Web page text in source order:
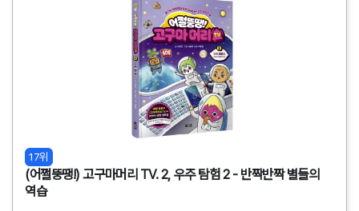
17위
(어쩔뚱땡!) 고구마머리 TV. 2, 우주 탐험 2 - 반짝반짝 별들의
역습